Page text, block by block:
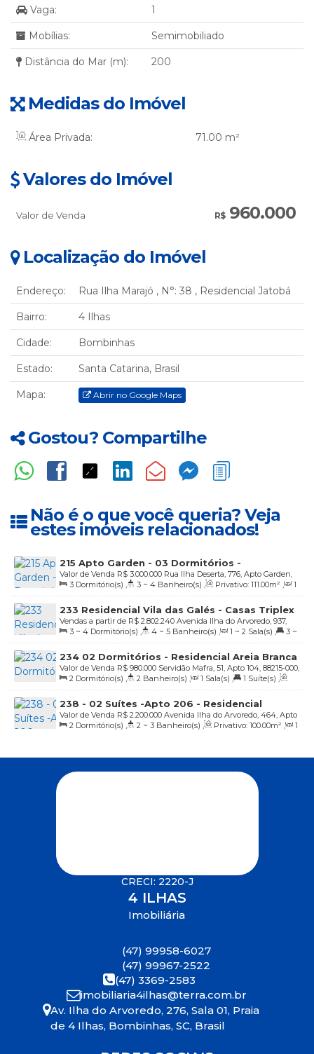
Vaga: 1
Mobílias: Semimobiliado
Distância do Mar (m): 200
Medidas do Imóvel
Área Privada: 71.00 m²
Valores do Imóvel
R$960.000
Valor de Venda
Localização do Imóvel
Endereço: Rua Ilha Marajó , N°: 38 , Residencial Jatobá
Bairro: 4 Ilhas
Cidade: Bombinhas
Estado: Santa Catarina, Brasil
Mapa: Abrir no Google Maps
Gostou? Compartilhe
Não é o que você queria? Veja
estes imóveis relacionados!
215 Apto Garden - 03 Dormitórios -
Residencial Praia de Fora - R$ 3.000.000,00
R$ 3.000.000
Valor de Venda
Rua Ilha Deserta, 776, Apto Garden,
88215-000, 4 Ilhas, Bombinhas, Santa Catarina, Brasil
3 Dormitório(s) 3 ~ 4 Banheiro(s) Privativo: 111 .00m²
1
Sala(s) , 3 Suíte(s) , 2 Vaga(s)
233 Residencial Vila das Galés - Casas Triplex
e Apartamentos
R$ 2.802.240
Vendas a partir de
Avenida Ilha do Arvoredo, 937,
88215-000, 4 Ilhas, Bombinhas, Santa Catarina, Brasil
3 ~ 4 Dormitório(s) 4 ~ 5 Banheiro(s) 1 ~ 2 Sala(s)
3 ~
4 Suíte(s) , 2 ~ 3 Vaga(s)
234 02 Dormitórios - Residencial Areia Branca
- R$ 980,000,00
R$ 980.000
Valor de Venda
Servidão Mafra, 51, Apto 104, 88215-000,
Centro, Bombinhas, Santa Catarina, Brasil
2 Dormitório(s) 2 Banheiro(s) 1 Sala(s) 1 Suíte(s)
Total: 80.00m² , 1 Vaga(s) , 100mDistância do Mar
238 - 02 Suítes -Apto 206 - Residencial
Positano - R$ 2.200.000,00
R$ 2.200.000
Valor de Venda
Avenida Ilha do Arvoredo, 464, Apto
206, 88215-000, 4 Ilhas, Bombinhas, Santa Catarina, Brasil
2 Dormitório(s) 2 ~ 3 Banheiro(s) Privativo: 100.00m²
1
CRECI: 2220-J
4 ILHAS
Imobiliária
(47) 99958-6027
(47) 99967-2522
(47) 3369-2583
imobiliaria4ilhas@terra.com.br
Av. Ilha do Arvoredo, 276, Sala 01, Praia
de 4 Ilhas, Bombinhas, SC, Brasil